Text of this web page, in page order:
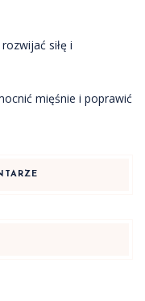
siłę i
mięśnie i poprawić